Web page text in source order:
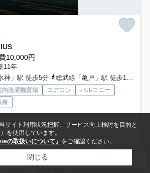
10,000円
11年
神」駅 徒歩5分
総武線「亀戸」駅 徒歩10分
内洗濯機置場 エアコン
バルコニー
有
サイト利用状況把握、サービス向上検討を目的と
を使用しています。
の取扱いについて」 をご確認ください。
閉じる